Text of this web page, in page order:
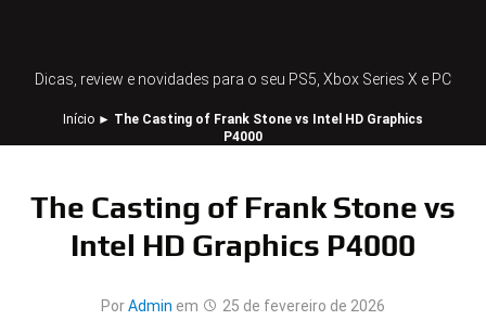
Dicas, review e novidades para o seu PS5, Xbox Series X e PC
Início ► The Casting of Frank Stone vs Intel HD Graphics
P4000
The Casting of Frank Stone vs
Intel HD Graphics P4000
PorAdmin em 25 de fevereiro de 2026